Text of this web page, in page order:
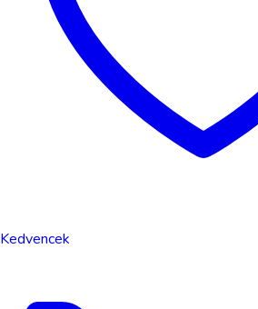
Kedvencek